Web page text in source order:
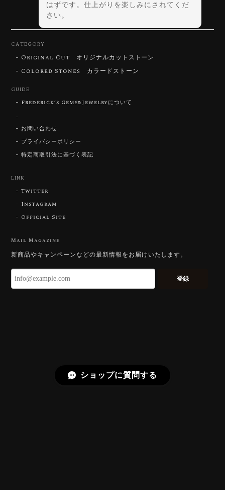
はずです。仕上がりを楽しみにされてくだ
さい。
2026/07/30
いです。 ウルウルとギラギラを一度に見ることができ
る不思議なカットだと感じました。強い煌めきだけで
です。Star Rose Cut™ は中心から外へ広
CATEGORY
Original Cut オリジナルカットストーン
Colored Stones カラードストーン
GUIDE
Frederick’s Gems&Jewelryについて
お問い合わせ
プライバシーポリシー
特定商取引法に基づく表記
LINK
Twitter
Instagram
Official Site
Mail Magazine
新商品やキャンペーンなどの最新情報をお届けいたします。
登録
ショップに質問する